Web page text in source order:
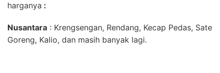
harganya :
Nusantara : Krengsengan, Rendang, Kecap Pedas, Sate
Goreng, Kalio, dan masih banyak lagi.